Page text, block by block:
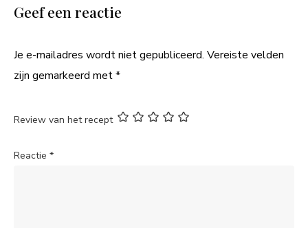
Geef een reactie
Je e-mailadres wordt niet gepubliceerd. Vereiste velden
zijn gemarkeerd met*
Review van het recept
Reactie *